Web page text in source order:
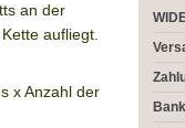
an der
aufliegt.
x Anzahl der